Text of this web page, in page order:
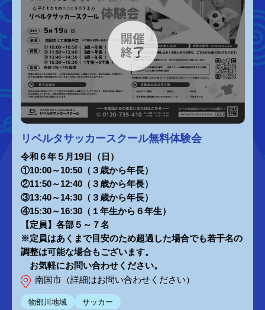
リベルタサッカースクール無料体験会
令和６年５月19日（日）
①10:00～10:50（３歳から年長）
②11:50～12:40（３歳から年長）
③13:40～14:30（３歳から年長）
④15:30～16:30（１年生から６年生）
【定員】各部５～７名
※定員はあくまで目安のため超過した場合でも若干名の
調整は可能な場合もございます。
お気軽にお問い合わせください。
南国市（詳細はお問い合わせください）
物部川地域 サッカー